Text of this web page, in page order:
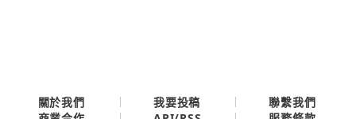
關於我們 我要投稿
聯繫我們